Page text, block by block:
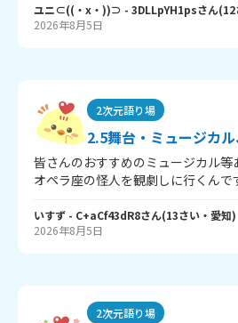
らいましょー（きもすぎる笑笑） ①推しは！？ ②好きな長
編は！？ ③妖はじを知らない人に布教して！
んな個性豊かで飽きない！！とにか
いので見てください！！笑笑 仲間がいることを願ってま～
す♪ ばいち！
ユニ⊂((・x・))⊃ - 3DLLpYH1psさん(12
2026年8月5日
2次元語り場
2.5舞台・ミュージカ
皆さんのおすすめのミュージカル
オペラ座の怪人を観劇しに行くんで
ものがあれば是非教えてくださいー
サンセット大通りとかリトルマーメ
いすず - C+aCf43dR8さん(13さい・ 愛知)
2026年8月5日
2次元語り場